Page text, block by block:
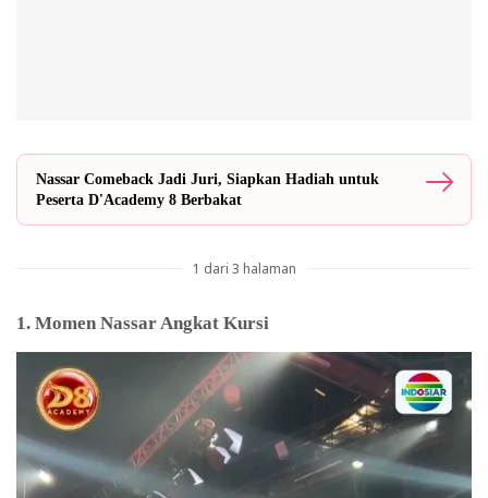
Nassar Comeback Jadi Juri, Siapkan Hadiah untuk
Peserta D'Academy 8 Berbakat
1 dari 3 halaman
1. Momen Nassar Angkat Kursi